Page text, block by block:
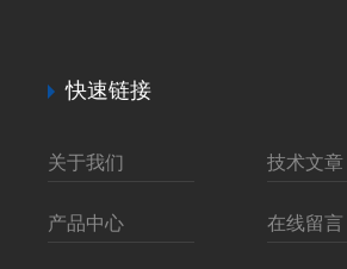
快速链接
关于我们 技术文章
产品中心 在线留言